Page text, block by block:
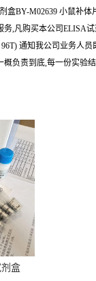
盒BY-M02639 小鼠补体
,凡购买本公司ELISA试
通知我公司业务人
负责到底,每一份实验
剂盒